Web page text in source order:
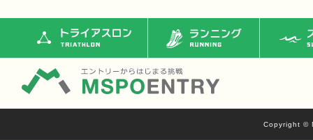
トライアスロン ランニング ス
Copyright ©